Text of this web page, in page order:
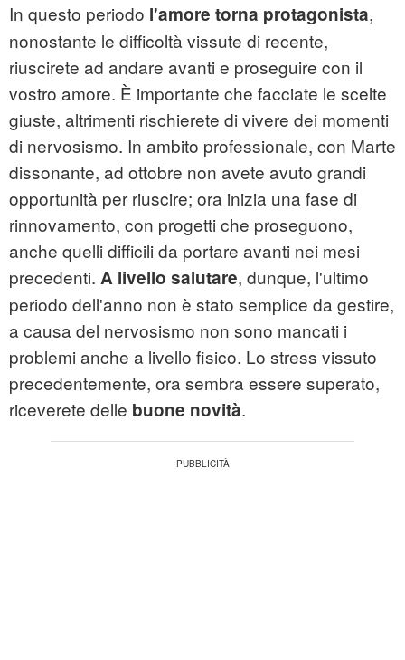
In questo periodo l'amore torna protagonista,
nonostante le difficoltà vissute di recente,
riuscirete ad andare avanti e proseguire con il
vostro amore. È importante che facciate le scelte
giuste, altrimenti rischierete di vivere dei momenti
di nervosismo. In ambito professionale, con Marte
dissonante, ad ottobre non avete avuto grandi
opportunità per riuscire; ora inizia una fase di
rinnovamento, con progetti che proseguono,
anche quelli difficili da portare avanti nei mesi
precedenti. A livello salutare, dunque, l'ultimo
periodo dell'anno non è stato semplice da gestire,
a causa del nervosismo non sono mancati i
problemi anche a livello fisico. Lo stress vissuto
precedentemente, ora sembra essere superato,
riceverete delle buone novità.